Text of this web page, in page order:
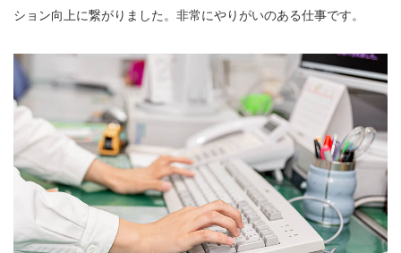
ション向上に繋がりました。非常にやりがいのある仕事です。